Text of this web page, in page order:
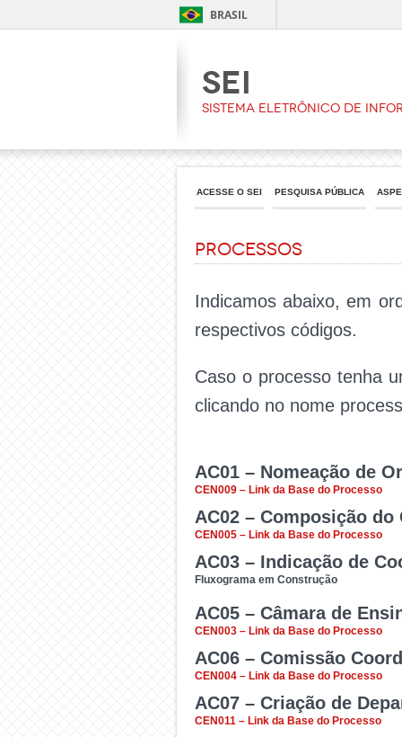
BRASIL
Sei
Sistema Eletrônico de
ACESSE O SEI PESQUISA PÚBLICA
Processos
Indicamos abaixo, em
respectivos códigos.
Caso o processo tenha
clicando no nome
AC01 – Nomeação de
CEN009 – Link da Base do Processo
Nomear professores
AC02 – Composição do
CEN005 – Link da Base do Processo
Eleger Membros
AC03 – Indicação de
Fluxograma em Construção
Utilizado para indicar
AC05 – Câmara de
CEN003 – Link da Base do Processo
Instrumento institucional
por meio de portaria ou
AC06 – Comissão
CEN004 – Link da Base do Processo
Processo aberto por
AC07 – Criação de
CEN011 – Link da Base do Processo